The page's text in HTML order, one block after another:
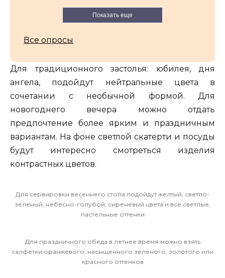
Показать еще
Все опросы
Для традиционного застолья: юбилея, дня
ангела, подойдут нейтральные цвета в
сочетании с необычной формой. Для
новогоднего вечера можно отдать
предпочтение более ярким и праздничным
вариантам. На фоне светлой скатерти и посуды
будут интересно смотреться изделия
контрастных цветов.
Для сервировки весеннего стола подойдут желтый, светло-
зеленый, небесно-голубой, сиреневый цвета и все светлые,
пастельные оттенки
Для праздничного обеда в летнее время можно взять
салфетки оранжевого, насыщенного зеленого, золотого или
красного оттенков